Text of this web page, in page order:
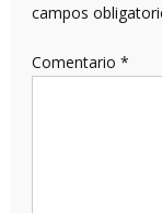
campos
Comentario *